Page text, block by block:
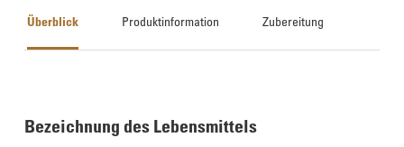
Überblick Produktinformation Zubereitung
Bezeichnung des Lebensmittels